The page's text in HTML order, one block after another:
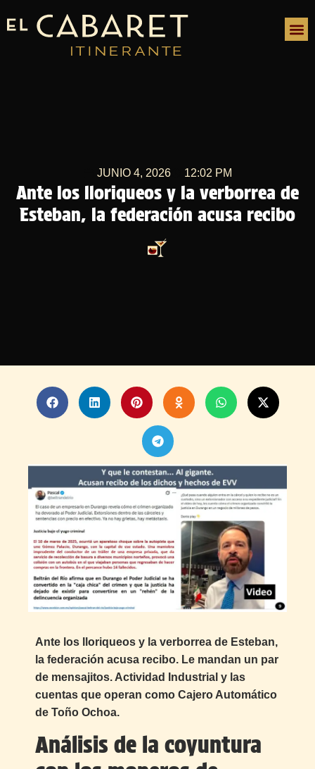
Ante los lloriqueos y la verborrea de
Esteban, la federación acusa recibo
JUNIO 4, 2026 12:02 PM
Ante los lloriqueos y la verborrea de Esteban,
la federación acusa recibo. Le mandan un par
de mensajitos. Actividad Industrial y las
cuentas que operan como Cajero Automático
de Toño Ochoa.
Análisis de la coyuntura